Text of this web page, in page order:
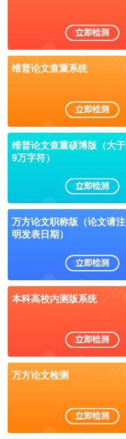
维普论文查重系统
维普论文查重硕博版（大于
9万字符）
万方论文职称版（论文请注
明发表日期）
本科高校内测版系统
万方论文检测